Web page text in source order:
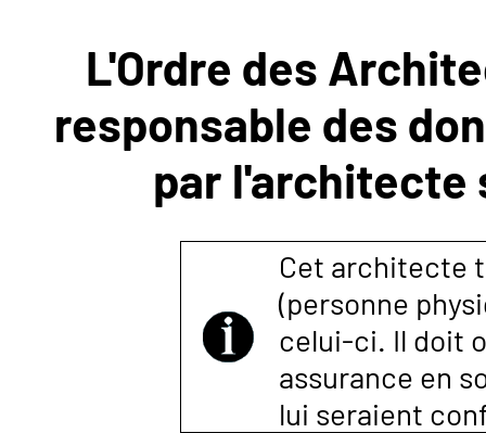
ANNEXE 4 CODT
CONTACTER
L'Ordre des
responsable des
par l'architecte
Cet architecte
(personne
celui-ci. Il doit
assurance en
lui seraient